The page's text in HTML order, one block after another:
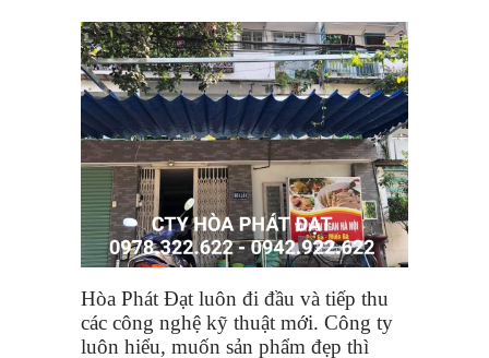
Hòa Phát Đạt luôn đi đầu và tiếp thu
các công nghệ kỹ thuật mới. Công ty
luôn hiểu, muốn sản phẩm đẹp thì